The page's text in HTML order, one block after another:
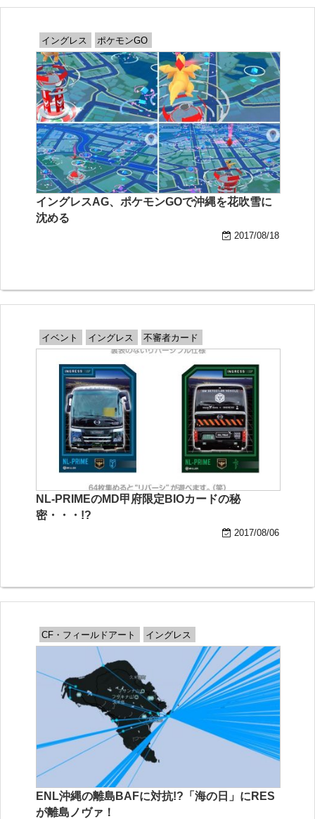
イングレス ポケモンGO
イングレスAG、ポケモンGOで沖縄を花吹雪に
沈める
2017/08/18
イベント イングレス 不審者カード
NL-PRIMEのMD甲府限定BIOカードの秘
密・・・!?
2017/08/06
CF・フィールドアート イングレス
ENL沖縄の離島BAFに対抗!?「海の日」にRES
が離島ノヴァ！